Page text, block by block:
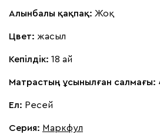
Алынбалы қақпақ: Жоқ
Цвет: жасыл
Кепілдік: 18 ай
Матрастың ұсынылған салмағы:
Ел: Ресей
Серия: Маркфул